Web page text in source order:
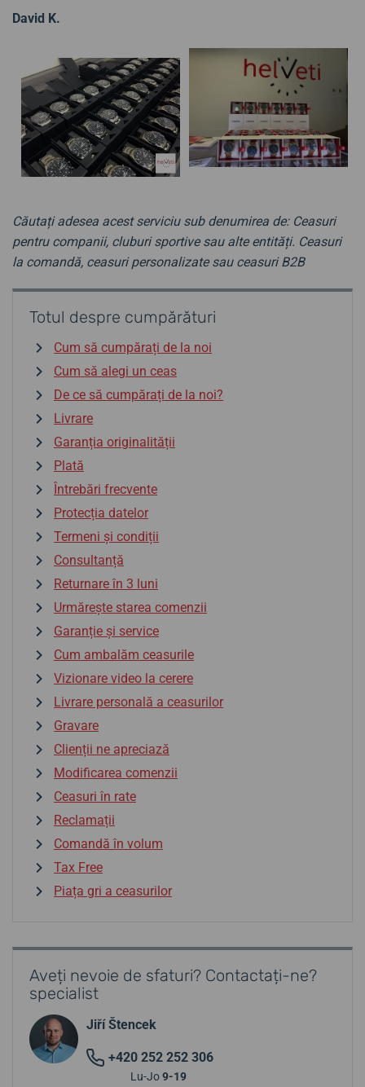
David K.
Căutați adesea acest serviciu sub denumirea de: Ceasuri
pentru companii, cluburi sportive sau alte entități. Ceasuri
la comandă, ceasuri personalizate sau ceasuri B2B
Totul despre cumpărături
Cum să cumpărați de la noi
Cum să alegi un ceas
De ce să cumpărați de la noi?
Livrare
Garanția originalității
Plată
Întrebări frecvente
Protecția datelor
Termeni și condiții
Consultanță
Returnare în 3 luni
Urmărește starea comenzii
Garanție și service
Cum ambalăm ceasurile
Vizionare video la cerere
Livrare personală a ceasurilor
Gravare
Clienții ne apreciază
Modificarea comenzii
Ceasuri în rate
Reclamații
Comandă în volum
Tax Free
Piața gri a ceasurilor
Aveți nevoie de sfaturi? Contactați-ne?
specialist
Jiří Štencek
+420 252 252 306
Lu-Jo9-19